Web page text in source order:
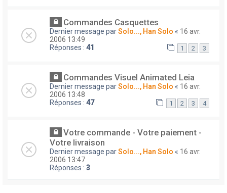
Commandes Casquettes
Dernier message parSolo..., Han Solo « 16 avr.
2006 13:49
Réponses : 41 1 2 3
Commandes Visuel Animated Leia
Dernier message parSolo..., Han Solo « 16 avr.
2006 13:48
Réponses : 47 1 2 3 4
Votre commande - Votre paiement -
Votre livraison
Dernier message parSolo..., Han Solo « 16 avr.
2006 13:47
Réponses : 3